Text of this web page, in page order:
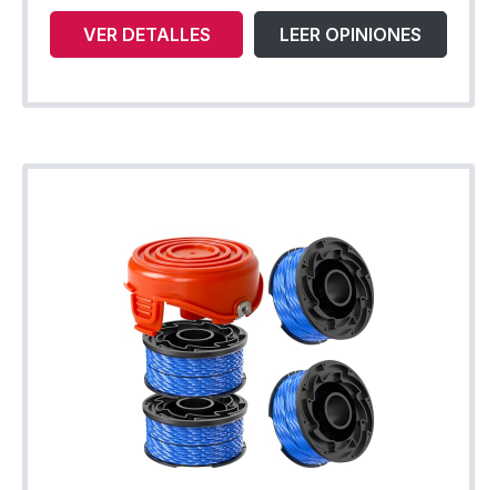
VER DETALLES LEER OPINIONES